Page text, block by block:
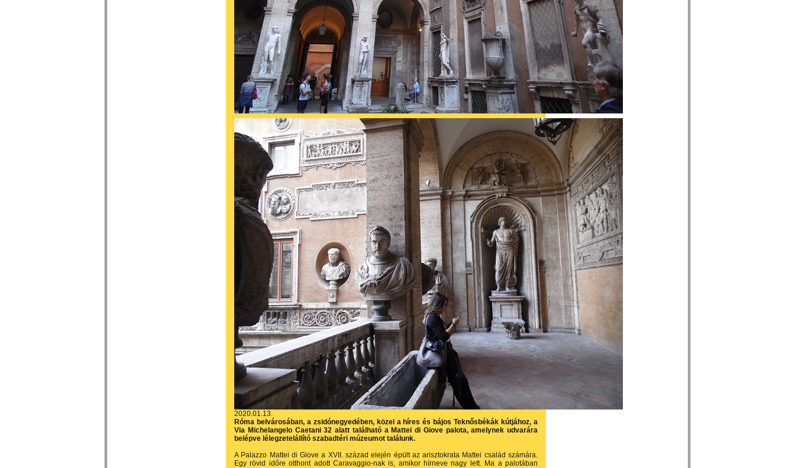
2020.01.13.
Róma belvárosában, a zsidónegyedében, közel a híres és bájos Teknősbékák kútjához, a
Via Michelangelo Caetani 32 alatt található a Mattei di Giove palota, amelynek udvarára
belépve lélegzetelállító szabadtéri múzeumot találunk.
A Palazzo Mattei di Giove a XVII. század elején épült az arisztokrata Mattei család számára.
Egy rövid időre otthont adott Caravaggio-nak is, amikor hírneve nagy lett. Ma a palotában